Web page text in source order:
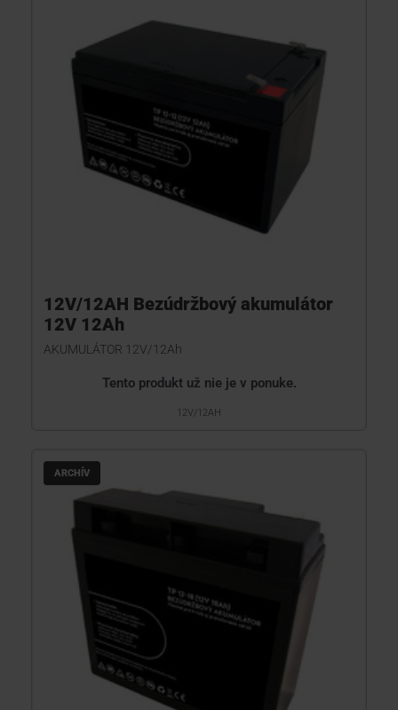
12V/12AH Bezúdržbový akumulátor
12V 12Ah
AKUMULÁTOR 12V/12Ah
Tento produkt už nie je v ponuke.
12V/12AH
ARCHÍV